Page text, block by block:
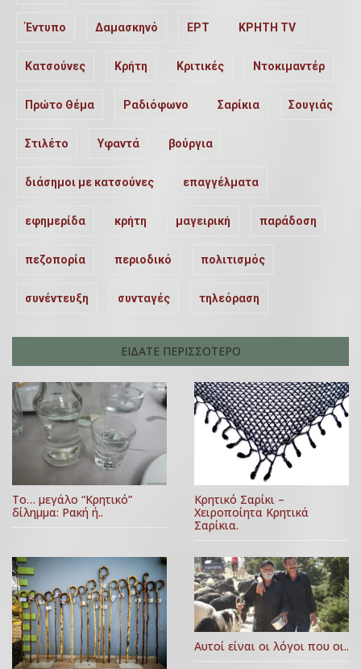
Έντυπο Δαμασκηνό ΕΡΤ ΚΡΗΤΗ TV
Κατσούνες Κρήτη Κριτικές Ντοκιμαντέρ
Πρώτο Θέμα Ραδιόφωνο Σαρίκια Σουγιάς
Στιλέτο Υφαντά βούργια
διάσημοι με κατσούνες επαγγέλματα
εφημερίδα κρήτη μαγειρική παράδοση
πεζοπορία περιοδικό πολιτισμός
συνέντευξη συνταγές τηλεόραση
ΕΙΔΑΤΕ ΠΕΡΙΣΣΟΤΕΡΟ
Το… μεγάλο “Κρητικό”
δίλημμα: Ρακή ή..
Κρητικό Σαρίκι –
Χειροποίητα Κρητικά
Σαρίκια.
Αυτοί είναι οι λόγοι που οι..